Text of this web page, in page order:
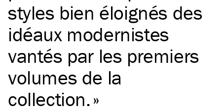
styles bien éloignés des
idéaux modernistes
vantés par les premiers
volumes de la
collection.